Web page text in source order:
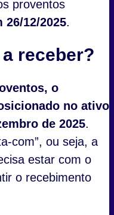
proventos
26/12/2025.
receber?
o
no ativo
de 2025.
com”, ou seja, a
estar com o
o recebimento